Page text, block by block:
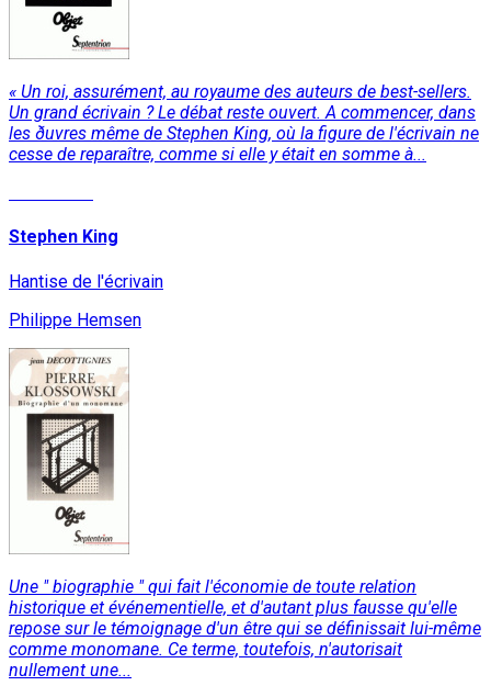
« Un roi, assurément, au royaume des auteurs de best-sellers.
Un grand écrivain ? Le débat reste ouvert. A commencer, dans
les ðuvres même de Stephen King, où la figure de l'écrivain ne
cesse de reparaître, comme si elle y était en somme à...
Stephen King
Hantise de l'écrivain
Philippe Hemsen
Une " biographie " qui fait l'économie de toute relation
historique et événementielle, et d'autant plus fausse qu'elle
repose sur le témoignage d'un être qui se définissait lui-même
comme monomane. Ce terme, toutefois, n'autorisait
nullement une...